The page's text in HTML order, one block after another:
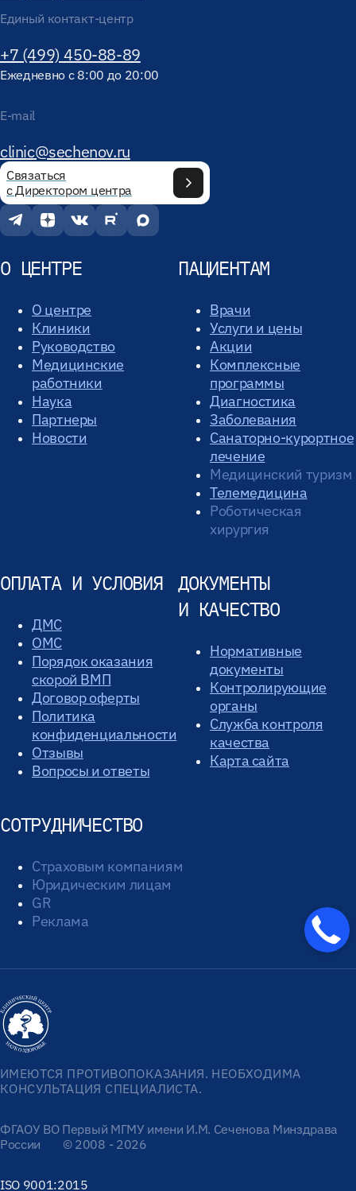
Единый контакт-центр
+7 (499) 450-88-89
Ежедневно с 8:00 до 20:00
E-mail
clinic@sechenov.ru
Связаться
с Директором центра
О ЦЕНТРЕ
О центре
Клиники
Руководство
Медицинские
работники
Наука
Партнеры
Новости
ПАЦИЕНТАМ
Врачи
Услуги и цены
Акции
Комплексные
программы
Диагностика
Заболевания
Санаторно-курортное
лечение
Медицинский туризм
Телемедицина
Роботическая
хирургия
ОПЛАТА И УСЛОВИЯ
ДМС
ОМС
Порядок оказания
скорой ВМП
Договор оферты
Политика
конфиденциальности
Отзывы
Вопросы и ответы
ДОКУМЕНТЫ
И КАЧЕСТВО
Нормативные
документы
Контролирующие
органы
Служба контроля
качества
Карта сайта
СОТРУДНИЧЕСТВО
Страховым компаниям
Юридическим лицам
GR
Реклама
ИМЕЮТСЯ ПРОТИВОПОКАЗАНИЯ. НЕОБХОДИМА
КОНСУЛЬТАЦИЯ СПЕЦИАЛИСТА.
ФГАОУ ВО Первый МГМУ имени И.М. Сеченова Минздрава
России
© 2008 - 2026
ISO 9001:2015